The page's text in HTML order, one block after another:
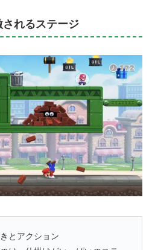
れるステージ
とアクション